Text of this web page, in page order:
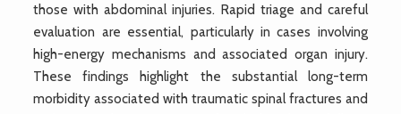
those with abdominal injuries. Rapid triage and careful
evaluation are essential, particularly in cases involving
high-energy mechanisms and associated organ injury.
These findings highlight the substantial long-term
morbidity associated with traumatic spinal fractures and